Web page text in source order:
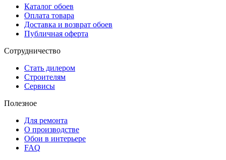
Каталог обоев
Оплата товара
Доставка и возврат обоев
Публичная оферта
Сотрудничество
Стать дилером
Строителям
Сервисы
Полезное
Для ремонта
О производстве
Обои в интерьере
FAQ